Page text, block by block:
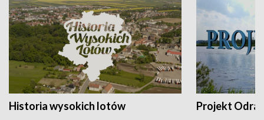
Historia wysokich lotów Projekt Odra